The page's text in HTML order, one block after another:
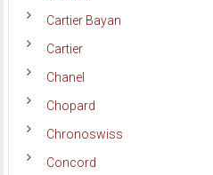
Cartier Bayan
Cartier
Chanel
Chopard
Chronoswiss
Concord